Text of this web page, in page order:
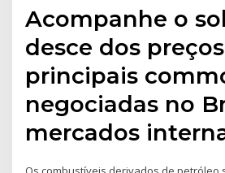
Acompanhe o
desce dos
principais
negociadas no
mercados